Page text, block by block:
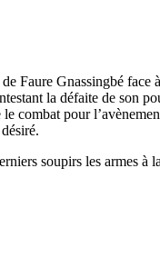
Faure Gnassingbé face
la défaite de son
combat pour
soupirs les armes à